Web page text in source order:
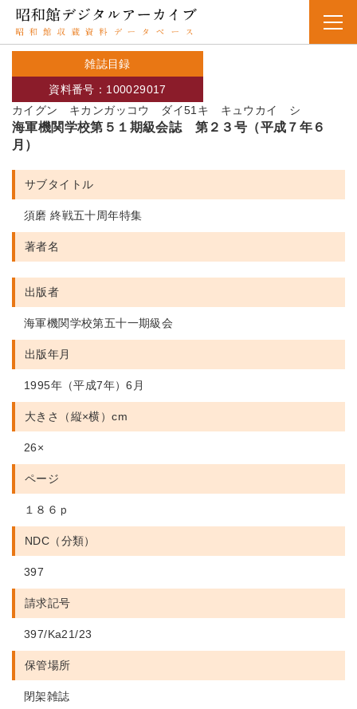
雑誌目録
カイグン キカンガッコウ ダイ51キ キュウカイ シ
資料番号：100029017
海軍機関学校第５１期級会誌 第２３号（平成７年６
月）
サブタイトル
須磨 終戦五十周年特集
著者名
出版者
海軍機関学校第五十一期級会
出版年月
1995年（平成7年）6月
大きさ（縦×横）cm
26×
ページ
１８６ｐ
NDC（分類）
397
請求記号
397/Ka21/23
保管場所
閉架雑誌